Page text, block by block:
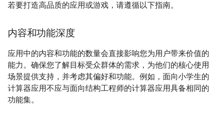
若要打造高品质的应用或游戏，请遵循以下指南。
内容和功能深度
应用中的内容和功能的数量会直接影响您为用户带来价值的
能力。确保您了解目标受众群体的需求，为他们的核心使用
场景提供支持，并考虑其偏好和功能。例如，面向小学生的
计算器应用不应与面向结构工程师的计算器应用具备相同的
功能集。